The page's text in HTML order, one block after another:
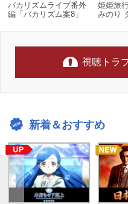
バカリズムライブ番外
編「バカリズム案8」
姫姫旅
みのり
視聴トラ
新着＆おすすめ